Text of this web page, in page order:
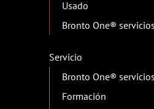
Usado
Bronto One®
Servicio
Bronto One®
Formación